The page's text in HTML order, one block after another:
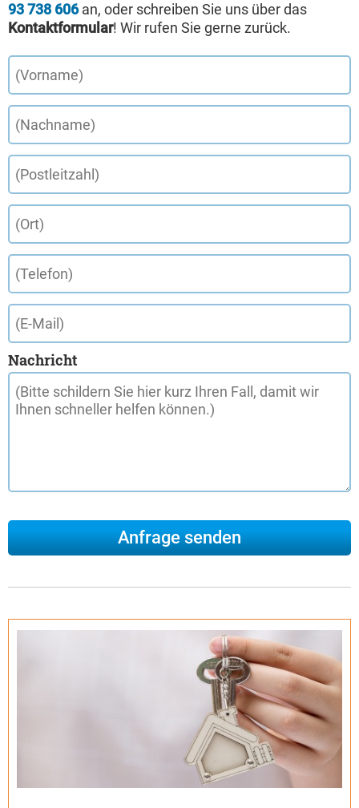
93 738 606an, oder schreiben Sie uns über das
Kontaktformular! Wir rufen Sie gerne zurück.
Nachricht